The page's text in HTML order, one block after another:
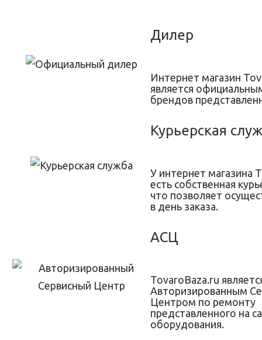
Дилер
Интернет магазин
является
брендов
Курьерская
У интернет магазина
есть собственная
что позволяет
в день заказа.
АСЦ
TovaroBaza.ru
Авторизированным
Центром по ремонту
представленного на
оборудования.